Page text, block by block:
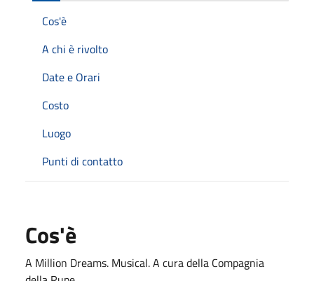
Cos'è
A chi è rivolto
Date e Orari
Costo
Luogo
Punti di contatto
Cos'è
A Million Dreams. Musical. A cura della Compagnia